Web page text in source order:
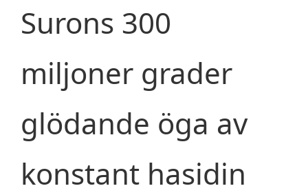
Surons 300
miljoner grader
glödande öga av
konstant hasidin